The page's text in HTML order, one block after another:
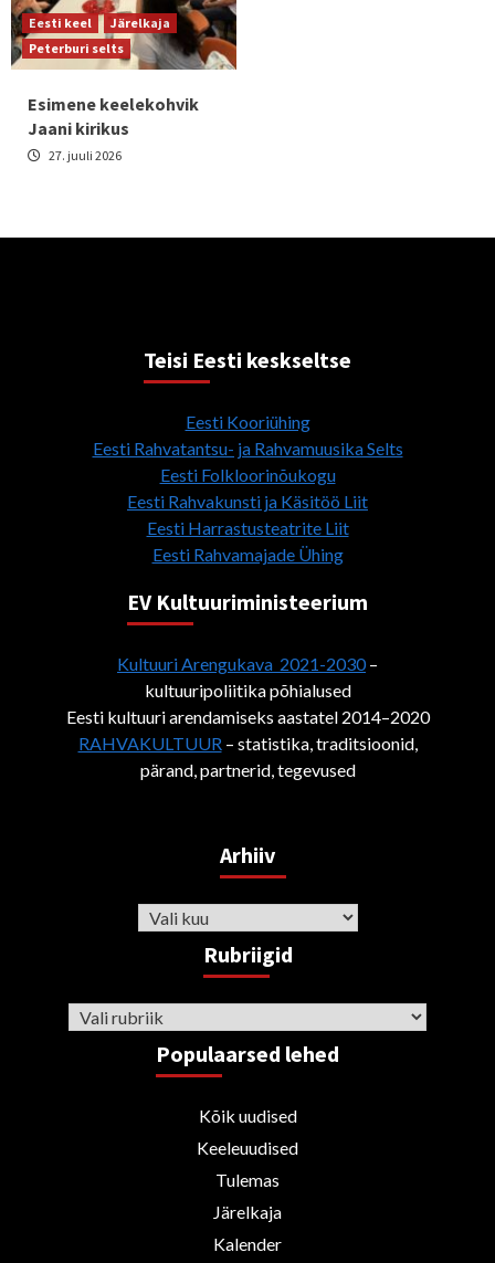
Eesti keel
Järelkaja
Peterburi selts
Esimene keelekohvik
Jaani kirikus
27. juuli 2026
Teisi Eesti keskseltse
Eesti Kooriühing
Eesti Rahvatantsu- ja Rahvamuusika Selts
Eesti Folkloorinõukogu
Eesti Rahvakunsti ja Käsitöö Liit
Eesti Harrastusteatrite Liit
Eesti Rahvamajade Ühing
EV Kultuuriministeerium
Kultuuri Arengukava 2021-2030–
kultuuripoliitika põhialused
Eesti kultuuri arendamiseks aastatel 2014–2020
RAHVAKULTUUR – statistika, traditsioonid,
pärand, partnerid, tegevused
Arhiiv
Arhiiv
Rubriigid
Rubriigid
Populaarsed lehed
Kõik uudised
Keeleuudised
Tulemas
Järelkaja
Kalender